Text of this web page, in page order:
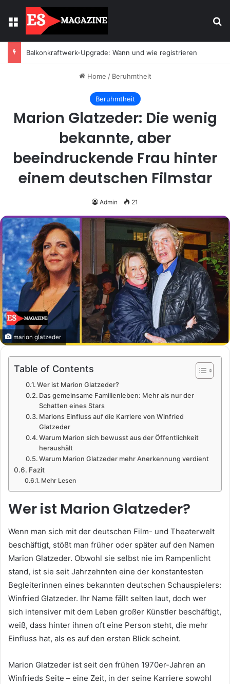
Menu
Home / Beruhmtheit
Beruhmtheit
Marion Glatzeder: Die wenig
bekannte, aber
beeindruckende Frau hinter
einem deutschen Filmstar
Admin 21
marion glatzeder
Table of Contents
Wer ist Marion Glatzeder?
Das gemeinsame Familienleben: Mehr als nur der
Schatten eines Stars
Marions Einfluss auf die Karriere von Winfried
Glatzeder
Warum Marion sich bewusst aus der Öffentlichkeit
heraushält
Warum Marion Glatzeder mehr Anerkennung verdient
Fazit
Mehr Lesen
Wer ist Marion Glatzeder?
Wenn man sich mit der deutschen Film- und Theaterwelt
beschäftigt, stößt man früher oder später auf den Namen
Marion Glatzeder. Obwohl sie selbst nie im Rampenlicht
stand, ist sie seit Jahrzehnten eine der konstantesten
Begleiterinnen eines bekannten deutschen Schauspielers:
Winfried Glatzeder. Ihr Name fällt selten laut, doch wer
sich intensiver mit dem Leben großer Künstler beschäftigt,
weiß, dass hinter ihnen oft eine Person steht, die mehr
Einfluss hat, als es auf den ersten Blick scheint.
Marion Glatzeder ist seit den frühen 1970er-Jahren an
Winfrieds Seite – eine Zeit, in der seine Karriere sowohl